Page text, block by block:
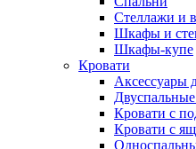
Стеллажи и
Шкафы и
Шкафы-купе
Кровати
Аксессуары
Кровати с
Кровати с